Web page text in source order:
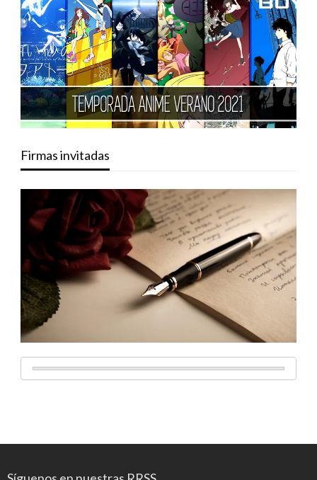
Firmas invitadas